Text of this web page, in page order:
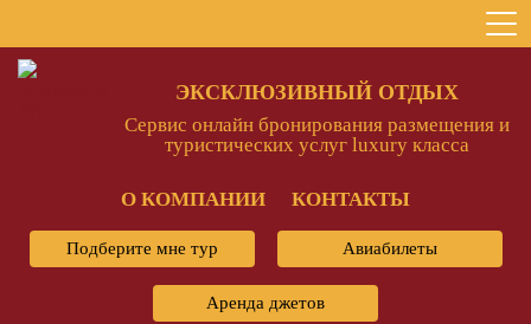
ЭКСКЛЮЗИВНЫЙ ОТДЫХ
Сервис онлайн бронирования размещения и
туристических услуг luxury класса
О КОМПАНИИ КОНТАКТЫ
Подберите мне тур Авиабилеты
Аренда джетов